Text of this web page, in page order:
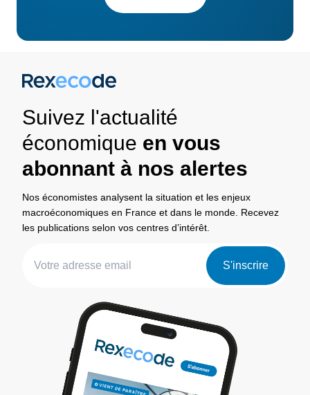
Suivez l'actualité
économique en vous
abonnant à nos alertes
Nos économistes analysent la situation et les enjeux
macroéconomiques en France et dans le monde. Recevez
les publications selon vos centres d’intérêt.
S'inscrire